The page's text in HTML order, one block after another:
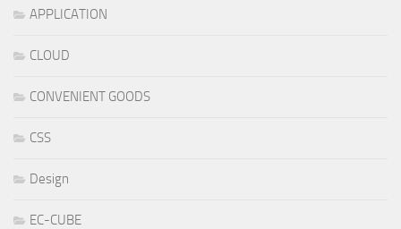
APPLICATION
CLOUD
CONVENIENT GOODS
CSS
Design
EC-CUBE